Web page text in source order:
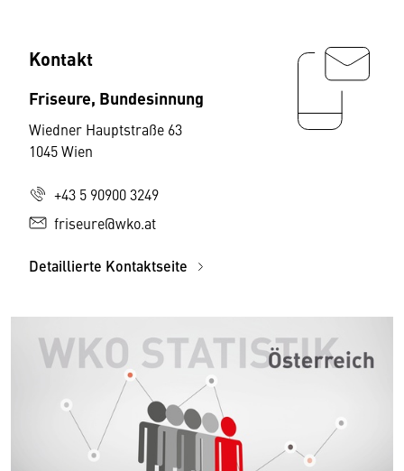
Kontakt
Friseure, Bundesinnung
Wiedner Hauptstraße 63
1045 Wien
+43 5 90900 3249
friseure@wko.at
Detaillierte Kontaktseite